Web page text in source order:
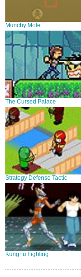
Munchy Mole
The Cursed Palace
Strategy Defense Tactic
KungFu Fighting